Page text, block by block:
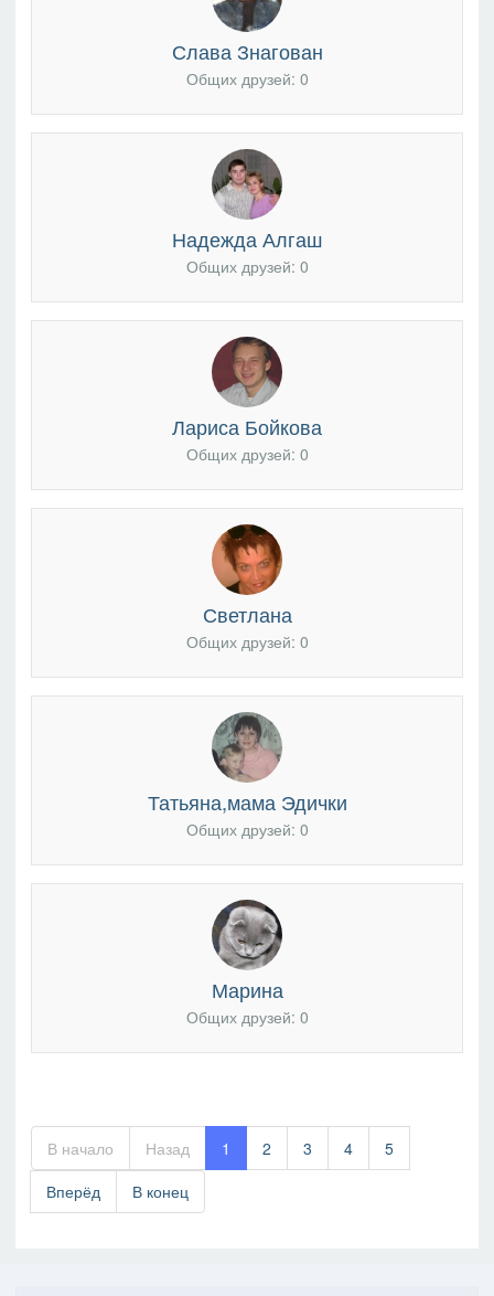
Слава Знагован
Общих друзей: 0
Надежда Алгаш
Общих друзей: 0
Лариса Бойкова
Общих друзей: 0
Светлана
Общих друзей: 0
Татьяна,мама Эдички
Общих друзей: 0
Марина
Общих друзей: 0
В начало Назад 1 2 3 4
5
Вперёд
В конец